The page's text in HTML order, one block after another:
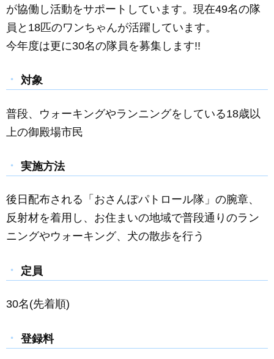
が協働し活動をサポートしています。現在49名の隊
員と18匹のワンちゃんが活躍しています。
今年度は更に30名の隊員を募集します!!
対象
普段、ウォーキングやランニングをしている18歳以
上の御殿場市民
実施方法
後日配布される「おさんぽパトロール隊」の腕章、
反射材を着用し、お住まいの地域で普段通りのラン
ニングやウォーキング、犬の散歩を行う
定員
30名(先着順)
登録料